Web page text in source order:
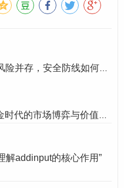
体现，每个输入都包含了
的签名脚本（ScriptSi
解addinput的核心作用”